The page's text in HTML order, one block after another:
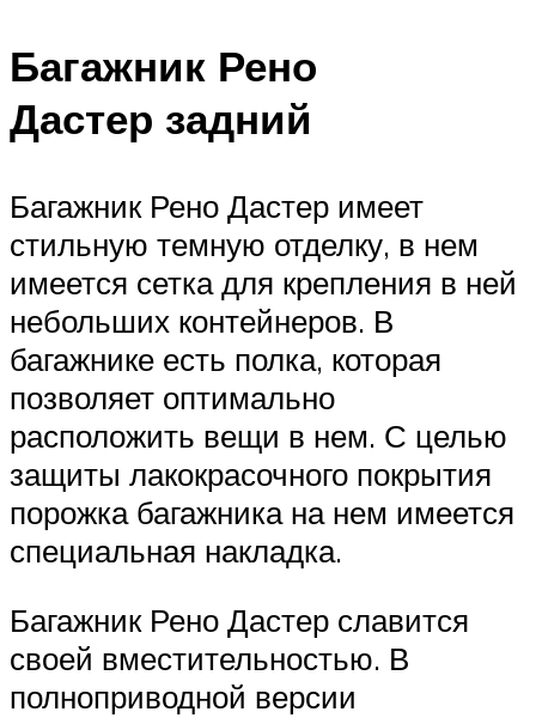
Багажник Рено
Дастер задний
Багажник Рено Дастер имеет
стильную темную отделку, в нем
имеется сетка для крепления в ней
небольших контейнеров. В
багажнике есть полка, которая
позволяет оптимально
расположить вещи в нем. С целью
защиты лакокрасочного покрытия
порожка багажника на нем имеется
специальная накладка.
Багажник Рено Дастер славится
своей вместительностью. В
полноприводной версии